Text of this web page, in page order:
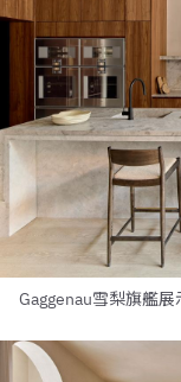
Gaggenau雪梨旗艦展